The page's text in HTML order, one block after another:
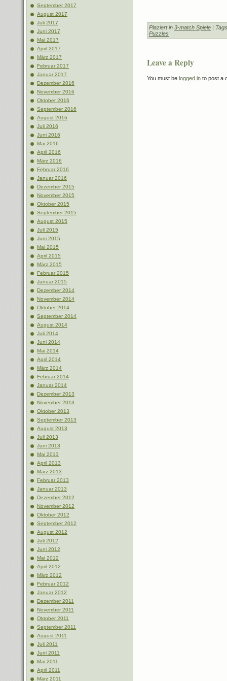
September 2017
August 2017
Juli 2017
Juni 2017
Mai 2017
April 2017
März 2017
Februar 2017
Januar 2017
Dezember 2016
November 2016
Oktober 2016
September 2016
August 2016
Juli 2016
Juni 2016
Mai 2016
April 2016
März 2016
Februar 2016
Januar 2016
Dezember 2015
November 2015
Oktober 2015
September 2015
August 2015
Juli 2015
Juni 2015
Mai 2015
April 2015
März 2015
Februar 2015
Januar 2015
Dezember 2014
November 2014
Oktober 2014
September 2014
August 2014
Juli 2014
Juni 2014
Mai 2014
April 2014
März 2014
Februar 2014
Januar 2014
Dezember 2013
November 2013
Oktober 2013
September 2013
August 2013
Juli 2013
Juni 2013
Mai 2013
April 2013
März 2013
Februar 2013
Januar 2013
Dezember 2012
November 2012
Oktober 2012
September 2012
August 2012
Juli 2012
Juni 2012
Mai 2012
April 2012
März 2012
Februar 2012
Januar 2012
Dezember 2011
November 2011
Oktober 2011
September 2011
August 2011
Juli 2011
Juni 2011
Mai 2011
April 2011
März 2011
Plaziert in 3-match Spiele |
Puzzles
Leave a Reply
You must be logged in to post a